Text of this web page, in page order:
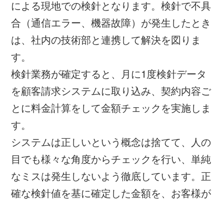
による現地での検針となります。検針で不具
合（通信エラー、機器故障）が発生したとき
は、社内の技術部と連携して解決を図りま
す。
検針業務が確定すると、月に1度検針データ
を顧客請求システムに取り込み、契約内容ご
とに料金計算をして金額チェックを実施しま
す。
システムは正しいという概念は捨てて、人の
目でも様々な角度からチェックを行い、単純
なミスは発生しないよう徹底しています。正
確な検針値を基に確定した金額を、お客様が